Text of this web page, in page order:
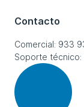
Contacto
Comercial: 933
Soporte